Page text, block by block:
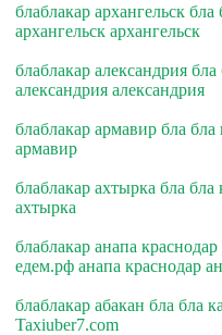
блаблакар архангельск
архангельск архангельск
блаблакар александрия
александрия александрия
блаблакар армавир бла
армавир
блаблакар ахтырка бла
ахтырка
блаблакар анапа
едем.рф анапа краснодар
блаблакар абакан бла бла
Taxiuber7.com